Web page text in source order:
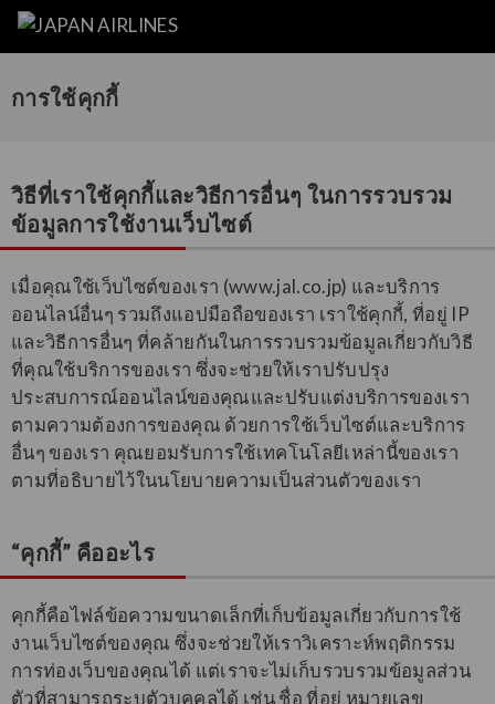
การใช้คุกกี้
วิธีที่เราใช้คุกกี้และวิธีการอื่นๆ ในการรวบรวม
ข้อมูลการใช้งานเว็บไซต์
เมื่อคุณใช้เว็บไซต์ของเรา (www.jal.co.jp) และบริการ
ออนไลน์อื่นๆ รวมถึงแอปมือถือของเรา เราใช้คุกกี้, ที่อยู่ IP
และวิธีการอื่นๆ ที่คล้ายกันในการรวบรวมข้อมูลเกี่ยวกับวิธี
ที่คุณใช้บริการของเรา ซึ่งจะช่วยให้เราปรับปรุง
ประสบการณ์ออนไลน์ของคุณและปรับแต่งบริการของเรา
ตามความต้องการของคุณ ด้วยการใช้เว็บไซต์และบริการ
อื่นๆ ของเรา คุณยอมรับการใช้เทคโนโลยีเหล่านี้ของเรา
ตามที่อธิบายไว้ในนโยบายความเป็นส่วนตัวของเรา
“คุกกี้” คืออะไร
คุกกี้คือไฟล์ข้อความขนาดเล็กที่เก็บข้อมูลเกี่ยวกับการใช้
งานเว็บไซต์ของคุณ ซึ่งจะช่วยให้เราวิเคราะห์พฤติกรรม
การท่องเว็บของคุณได้ แต่เราจะไม่เก็บรวบรวมข้อมูลส่วน
ตัวที่สามารถระบุตัวบุคคลได้ เช่น ชื่อ ที่อยู่ หมายเลข